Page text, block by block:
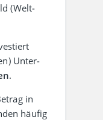
(Welt­
Unter­
.
in
häufig